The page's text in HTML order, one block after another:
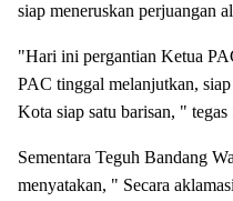
siap meneruskan perjuangan
"Hari ini pergantian Ketua
PAC tinggal melanjutkan,
Kota siap satu barisan, " tegas
Sementara Teguh Bandang
menyatakan, " Secara